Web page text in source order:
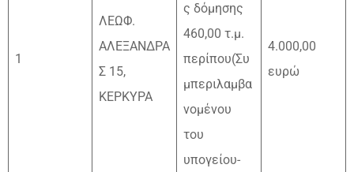
1
ΛΕΩΦ.
ΑΛΕΞΑΝΔΡΑ
Σ 15,
ΚΕΡΚΥΡΑ
ς δόμησης
460,00 τ.μ.
περίπου(Συ
μπεριλαμβα
νομένου
του
υπογείου-
4.000,00
ευρώ